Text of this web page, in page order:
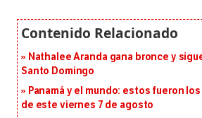
Nathalee Aranda gana bronce y
Santo Domingo
Panamá y el mundo: estos fueron
de este viernes 7 de agosto